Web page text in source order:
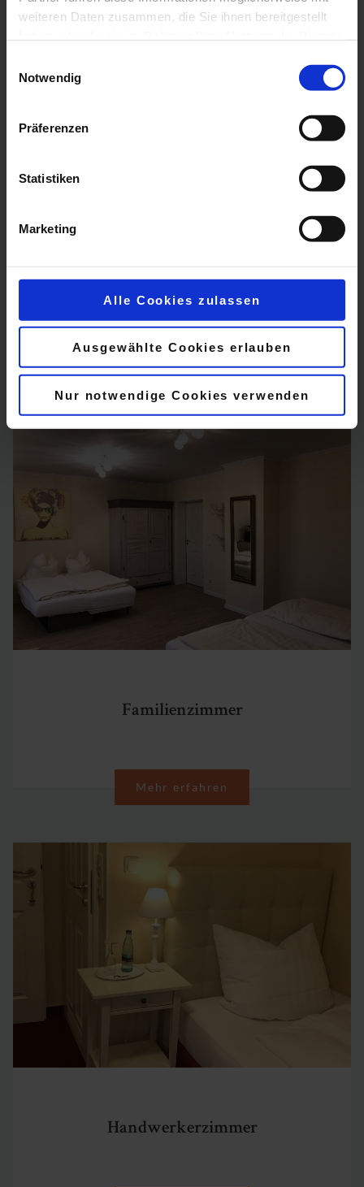
weiteren Daten zusammen, die Sie ihnen bereitgestellt
Notwendig
Präferenzen
Statistiken
Marketing
Alle Cookies zulassen
Ausgewählte Cookies erlauben
Nur notwendige Cookies verwenden
Komfortzimmer
Mehr erfahren
Familienzimmer
Mehr erfahren
Handwerkerzimmer